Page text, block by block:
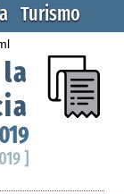
Turismo
]